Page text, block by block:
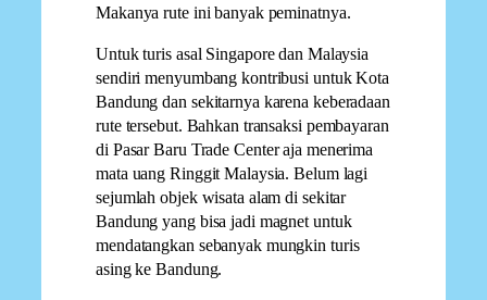
Makanya rute ini banyak peminatnya.
Untuk turis asal Singapore dan Malaysia
sendiri menyumbang kontribusi untuk Kota
Bandung dan sekitarnya karena keberadaan
rute tersebut. Bahkan transaksi pembayaran
di Pasar Baru Trade Center aja menerima
mata uang Ringgit Malaysia. Belum lagi
sejumlah objek wisata alam di sekitar
Bandung yang bisa jadi magnet untuk
mendatangkan sebanyak mungkin turis
asing ke Bandung.